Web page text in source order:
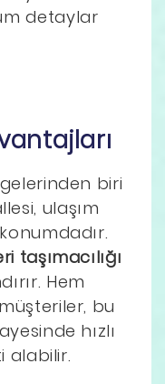
detaylar
biri
ulaşım
taşımacılığı
Hem
bu
hızlı
alabilir.